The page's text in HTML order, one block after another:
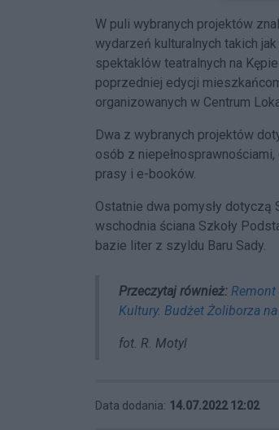
W puli wybranych projektów
wydarzeń kulturalnych takich
spektaklów teatralnych na
poprzedniej edycji
organizowanych w Centrum
Dwa z wybranych projektów
osób z
prasy i e-booków.
Ostatnie dwa pomysły dotyczą
wschodnia ściana Szkoły
bazie liter z szyldu Baru Sady.
Przeczytaj również:
Kultury. Budżet Żoliborza
fot. R. Motyl
Data dodania: 14.07.2022 12:02